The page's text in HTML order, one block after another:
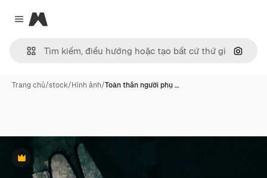
Close menu
Magnific
Tìm
Trang chủ/stock/Hình ảnh/Toàn thân người phụ …
Phần thưởng